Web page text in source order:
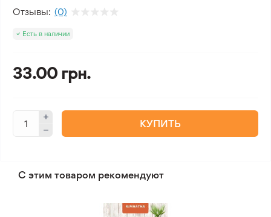
Отзывы: (0)
Есть в наличии
33.00 грн.
КУПИТЬ
С этим товаром рекомендуют